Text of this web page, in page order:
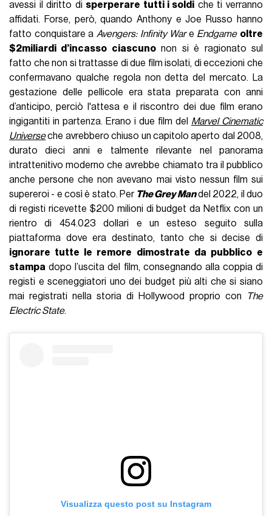
avessi il diritto di sperperare tutti i soldi che ti verranno
affidati. Forse, però, quando Anthony e Joe Russo hanno
fatto conquistare a Avengers: Infinity Ware Endgame oltre
$2miliardi d’incasso ciascunonon si è ragionato sul
fatto che non si trattasse di due film isolati, di eccezioni che
confermavano qualche regola non detta del mercato. La
gestazione delle pellicole era stata preparata con anni
d’anticipo, perciò l'attesa e il riscontro dei due film erano
ingigantiti in partenza. Erano i due film del Marvel Cinematic
Universeche avrebbero chiuso un capitolo aperto dal 2008,
durato dieci anni e talmente rilevante nel panorama
intrattenitivo moderno che avrebbe chiamato tra il pubblico
anche persone che non avevano mai visto nessun film sui
supereroi - e così è stato. Per The Grey Mandel 2022, il duo
di registi ricevette $200 milioni di budget da Netflix con un
rientro di 454.023 dollari e un esteso seguito sulla
piattaforma dove era destinato, tanto che si decise di
ignorare tutte le remore dimostrate da pubblico e
stampa dopo l’uscita del film, consegnando alla coppia di
registi e sceneggiatori uno dei budget più alti che si siano
mai registrati nella storia di Hollywood proprio con
The
Electric State.
Visualizza questo post su Instagram